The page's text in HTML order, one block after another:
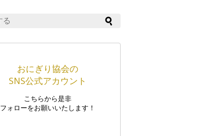
おにぎり協会の
SNS公式アカウント
こちらから是非
フォローをお願いいたします！